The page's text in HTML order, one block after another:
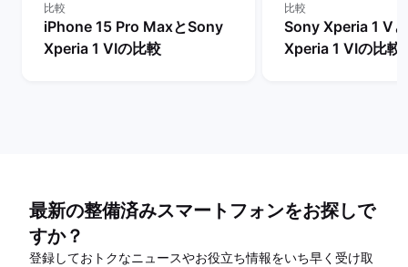
比較
iPhone 15 Pro MaxとSony
Xperia 1 VIの比較
比較
Sony Xperia 1 V
Xperia 1 VIの比較
最新の整備済みスマートフォンをお探しで
すか？
登録しておトクなニュースやお役立ち情報をいち早く受け取